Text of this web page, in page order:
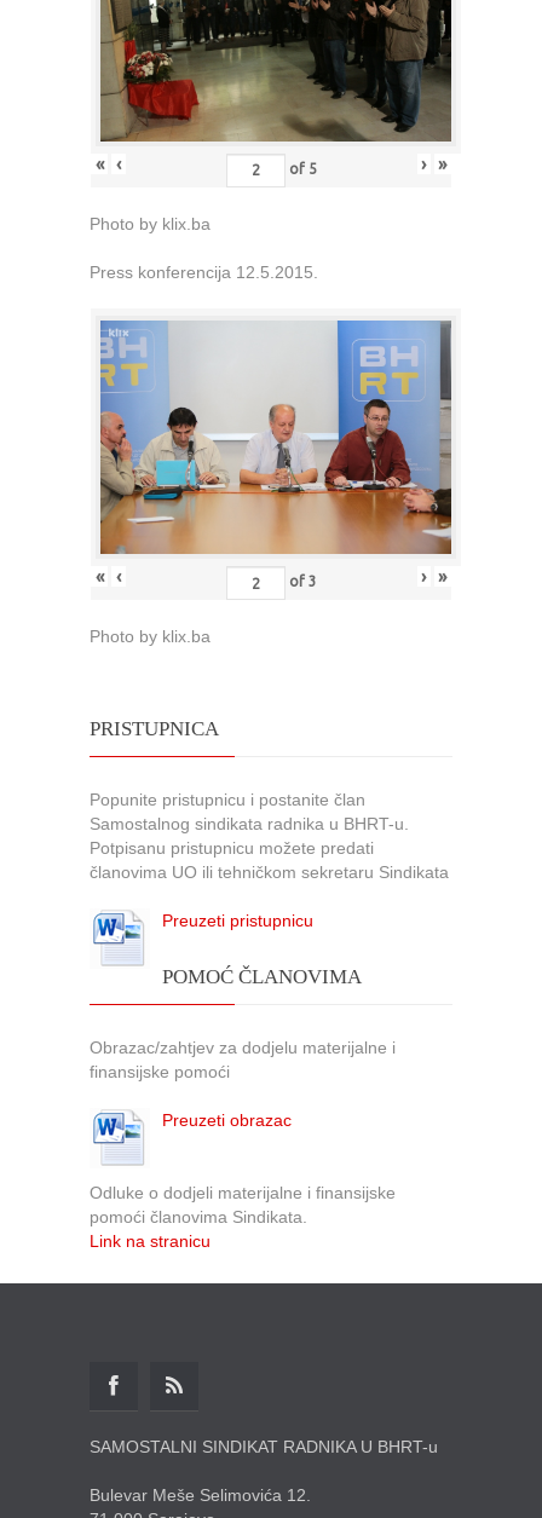
« ‹ of 5 › »
Photo by klix.ba
Press konferencija 12.5.2015.
« ‹ of 3 › »
Photo by klix.ba
PRISTUPNICA
Popunite pristupnicu i postanite član
Samostalnog sindikata radnika u BHRT-u.
Potpisanu pristupnicu možete predati
članovima UO ili tehničkom sekretaru Sindikata
Preuzeti pristupnicu
POMOĆ ČLANOVIMA
Obrazac/zahtjev za dodjelu materijalne i
finansijske pomoći
Preuzeti obrazac
Odluke o dodjeli materijalne i finansijske
pomoći članovima Sindikata.
Link na stranicu
SAMOSTALNI SINDIKAT RADNIKA U BHRT-u
Bulevar Meše Selimovića 12.